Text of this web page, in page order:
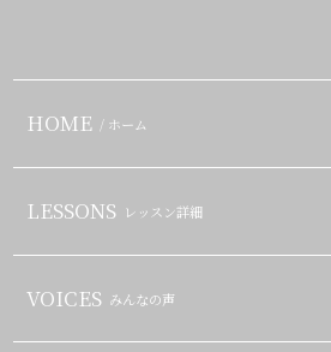
HOME / ホーム
LESSONS レッスン詳細
VOICES みんなの声